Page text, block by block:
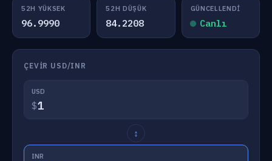
52H YÜKSEK
96.9990
52H DÜŞÜK
84.2208
GÜNCELLENDI
Canlı
ÇEVIR USD/INR
USD
$
↕
INR